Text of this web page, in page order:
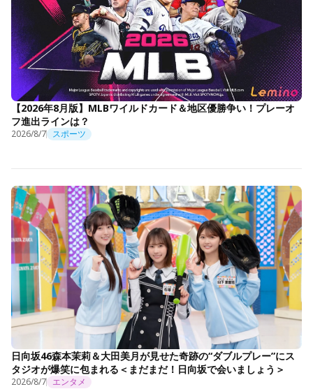
【2026年8月版】MLBワイルドカード＆地区優勝争い！プレーオ
フ進出ラインは？
2026/8/7 スポーツ
日向坂46森本茉莉＆大田美月が見せた奇跡の“ダブルプレー”にス
タジオが爆笑に包まれる＜まだまだ！日向坂で会いましょう＞
2026/8/7 エンタメ